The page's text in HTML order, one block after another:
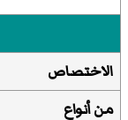
الاختصاص
من أنواع